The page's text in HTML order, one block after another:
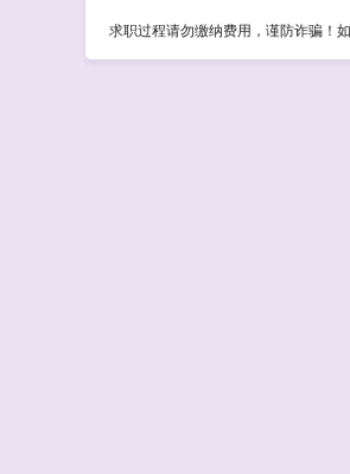
求职过程请勿缴纳费用，谨防诈骗！